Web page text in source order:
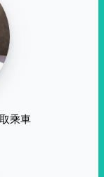
乘車